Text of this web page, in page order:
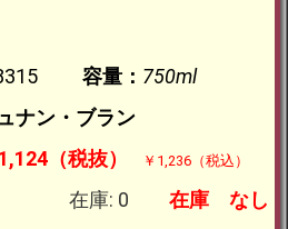
容量： 750ml
ン・ブラン
（税抜）
￥1,236（税込）
在庫: 0 在庫 なし